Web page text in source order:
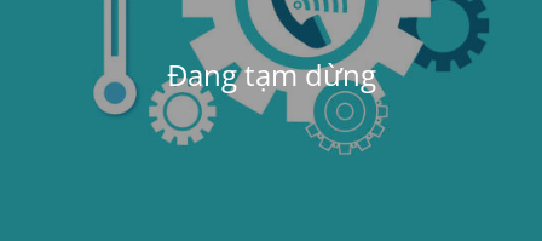
Đang tạm dừng